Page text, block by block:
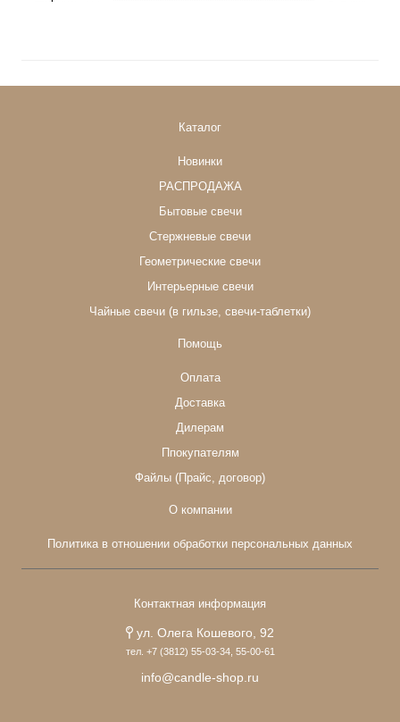
Каталог
Новинки
РАСПРОДАЖА
Бытовые свечи
Стержневые свечи
Геометрические свечи
Интерьерные свечи
Чайные свечи (в гильзе, свечи-таблетки)
Помощь
Оплата
Доставка
Дилерам
Ппокупателям
Файлы (Прайс, договор)
О компании
Политика в отношении обработки персональных данных
Контактная информация
ул. Олега Кошевого, 92
тел. +7 (3812) 55-03-34, 55-00-61
info@candle-shop.ru